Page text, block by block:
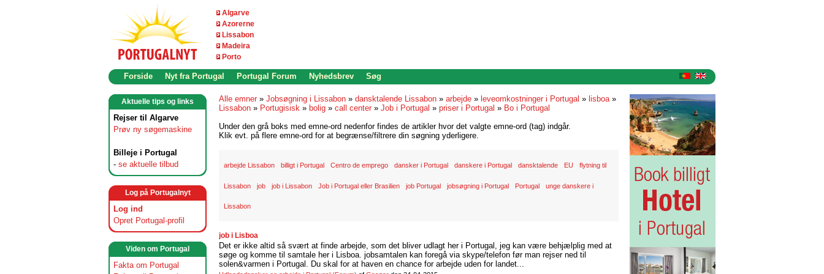
Algarve
Azorerne
Lissabon
Madeira
Porto
Forside Nyt fra Portugal Portugal Forum Nyhedsbrev Søg
Aktuelle tips og links
Rejser til Algarve
Prøv ny søgemaskine
Billeje i Portugal
- se aktuelle tilbud
Log på Portugalnyt
Log ind
Opret Portugal-profil
Viden om Portugal
Fakta om Portugal
Alle emner » Jobsøgning i Lissabon » dansktalende Lissabon » arbejde » leveomkostninger i Portugal » lisboa»
Lissabon » Portugisisk » bolig » call center » Job i Portugal » priser i Portugal » Bo i Portugal
Under den grå boks med emne-ord nedenfor findes de artikler hvor det valgte emne-ord (tag) indgår.
Klik evt. på flere emne-ord for at begrænse/filtrere din søgning yderligere.
arbejde Lissabon billigt i Portugal Centro de emprego dansker i Portugal danskere i Portugal dansktalende EU flytning til
Lissabon job job i Lissabon Job i Portugal eller Brasilien job Portugal jobsøgning i Portugal Portugal unge danskere i
Lissabon
job i Lisboa
Det er ikke altid så svært at finde arbejde, som det bliver udlagt her i Portugal, jeg kan være behjælplig med at
søge og komme til samtale her i Lisboa. jobsamtalen kan foregå via skype/telefon før man rejser ned til
solen&varmen i Portugal. Du skal for at haven en chance for arbejde uden for landet...